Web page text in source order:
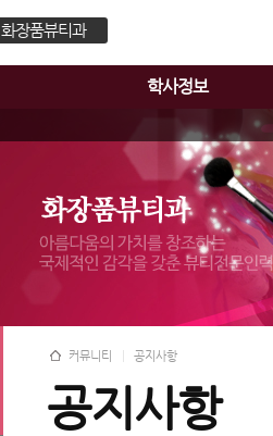
화장품뷰티과
학사정보
커뮤니티 공지사항
공지사항